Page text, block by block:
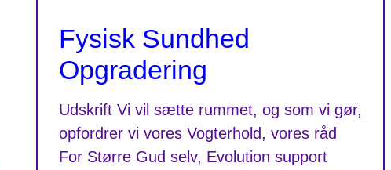
Fysisk Sundhed
Opgradering
Udskrift Vi vil sætte rummet, og som vi gør,
opfordrer vi vores Vogterhold, vores råd
For Større Gud selv, Evolution support